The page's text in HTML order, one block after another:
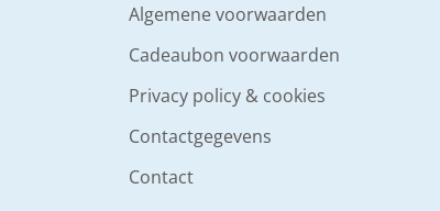
Algemene voorwaarden
Cadeaubon voorwaarden
Privacy policy & cookies
Contactgegevens
Contact